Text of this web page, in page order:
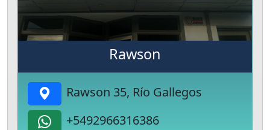
Rawson
Rawson 35, Río Gallegos
+5492966316386